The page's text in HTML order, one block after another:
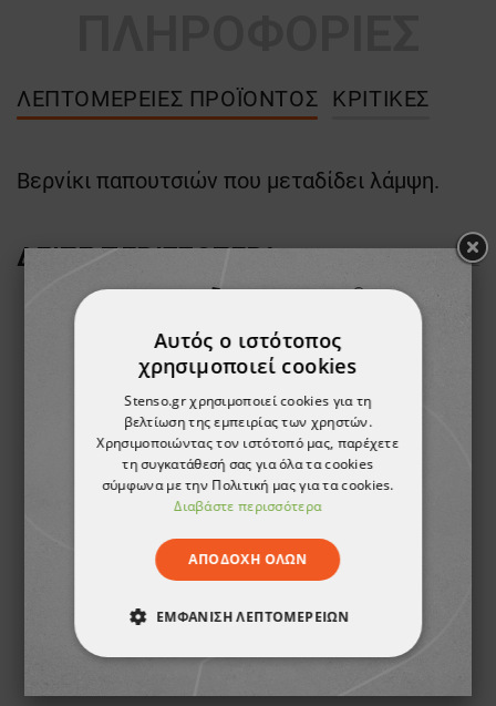
ΛΕΠΤΟΜΈΡΕΙΕΣ ΠΡΟΪΌΝΤΟΣ ΚΡΙΤΙΚΈΣ
Βερνίκι παπουτσιών που μεταδίδει λάμψη.
ΔΕΊΤΕ ΠΕΡΙΣΣΌΤΕΡΑ
Βερνίκι παπουτσιών DL Brown
1,24 € 1,24 €
Αυτός ο ιστότοπος
χρησιμοποιεί cookies
Stenso.gr χρησιμοποιεί cookies για τη
βελτίωση της εμπειρίας των χρηστών.
Χρησιμοποιώντας τον ιστότοπό μας, παρέχετε
τη συγκατάθεσή σας για όλα τα cookies
σύμφωνα με την Πολιτική μας για τα cookies.
Διαβάστε περισσότερα
ΑΠΟΔΟΧΉ ΌΛΩΝ
ΕΜΦΆΝΙΣΗ ΛΕΠΤΟΜΕΡΕΙΏΝ
ΑΠΟΛΎΤΩΣ ΑΠΑΡΑΊΤΗΤΑ